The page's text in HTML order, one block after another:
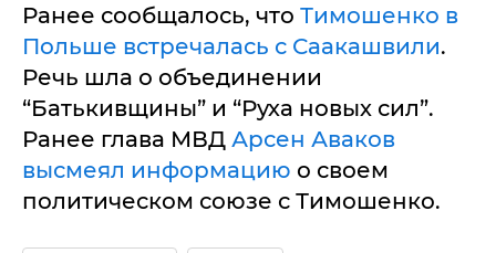
Ранее сообщалось, что Тимошенко в
Польше встречалась с Саакашвили.
Речь шла о объединении
“Батькивщины” и “Руха новых сил”.
Ранее глава МВД Арсен Аваков
высмеял информацию о своем
политическом союзе с Тимошенко.